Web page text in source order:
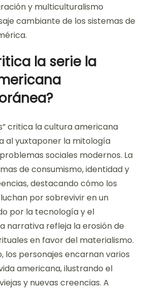
y multiculturalismo
cambiante de los sistemas de
la serie la
critica la cultura americana
al yuxtaponer la mitología
sociales modernos. La
de consumismo, identidad y
destacando cómo los
por sobrevivir en un
por la tecnología y el
narrativa refleja la erosión de
en favor del materialismo.
los personajes encarnan varios
americana, ilustrando el
y nuevas creencias. A